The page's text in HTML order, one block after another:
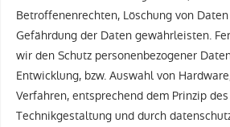
Betroffenenrechten, Löschung von
Gefährdung der Daten gewährleisten.
wir den Schutz personenbezogener
Entwicklung, bzw. Auswahl von
Verfahren, entsprechend dem Prinzip
Technikgestaltung und durch